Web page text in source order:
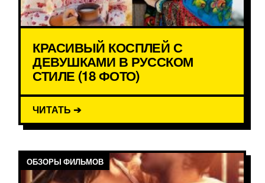
КРАСИВЫЙ КОСПЛЕЙ С
ДЕВУШКАМИ В РУССКОМ
СТИЛЕ (18 ФОТО)
ЧИТАТЬ ➔
ОБЗОРЫ ФИЛЬМОВ